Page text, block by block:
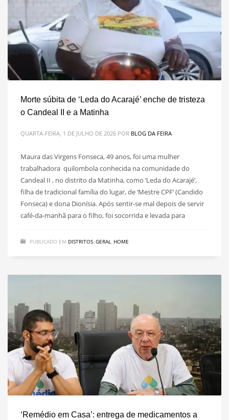
Morte súbita de ‘Leda do Acarajé’ enche de tristeza
o Candeal II e a Matinha
QUARTA-FEIRA, 1 DE JULHO DE 2026 POR BLOG DA FEIRA
Maura das Virgens Fonseca, 49 anos, foi uma mulher
trabalhadora quilombola conhecida na comunidade do
Candeal II , no distrito da Matinha, como ‘Leda do Acarajé’,
filha de tradicional família do lugar, de ‘Mestre CPF’ (Candido
Fonseca) e dona Dionísia. Após sentir-se mal depois de servir
café-da-manhã para o filho, foi socorrida e levada para
PUBLICADO EM DISTRITOS, GERAL, HOME
‘Remédio em Casa’: entrega de medicamentos a